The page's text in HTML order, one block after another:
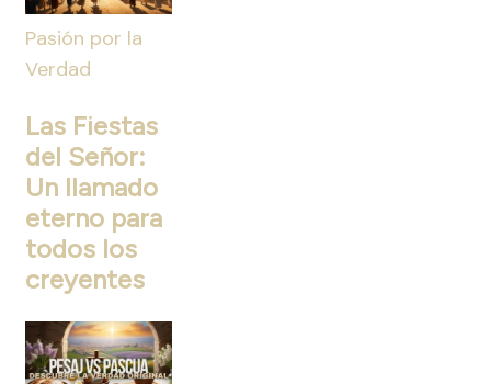
Pasión por la
Verdad
Las Fiestas
del Señor:
Un llamado
eterno para
todos los
creyentes